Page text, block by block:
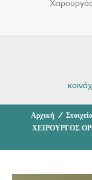
Αρχική /
ΧΕΙΡΟΥΡΓΟΣ